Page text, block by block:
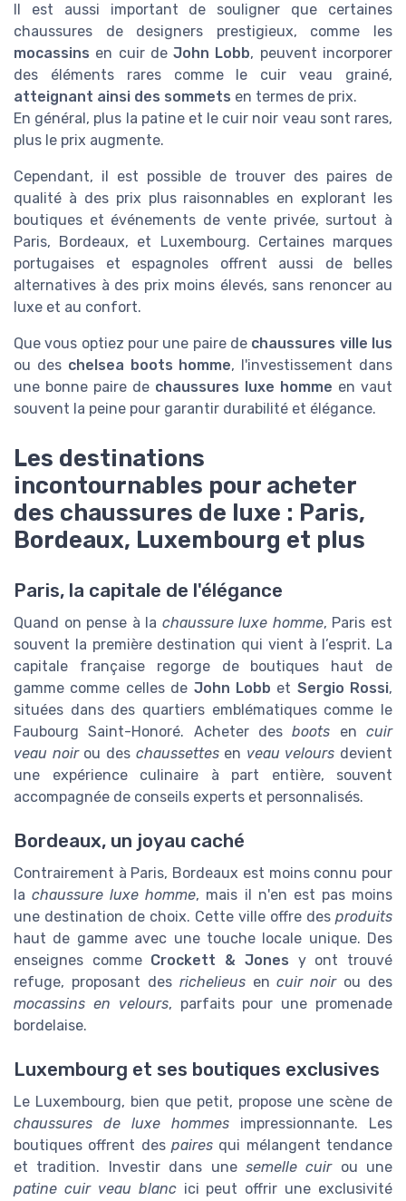
Il est aussi important de souligner que certaines
chaussures de designers prestigieux, comme les
mocassins en cuir deJohn Lobb, peuvent incorporer
des éléments rares comme le cuir veau grainé,
atteignant ainsi des sommets en termes de prix.
En général, plus la patine et le cuir noir veau sont rares,
plus le prix augmente.
Cependant, il est possible de trouver des paires de
qualité à des prix plus raisonnables en explorant les
boutiques et événements de vente privée, surtout à
Paris, Bordeaux, et Luxembourg. Certaines marques
portugaises et espagnoles offrent aussi de belles
alternatives à des prix moins élevés, sans renoncer au
luxe et au confort.
Que vous optiez pour une paire de chaussures ville lus
ou des chelsea boots homme, l'investissement dans
une bonne paire de chaussures luxe homme en vaut
souvent la peine pour garantir durabilité et élégance.
Les destinations
incontournables pour acheter
des chaussures de luxe : Paris,
Bordeaux, Luxembourg et plus
Paris, la capitale de l'élégance
Quand on pense à la chaussure luxe homme, Paris est
souvent la première destination qui vient à l’esprit. La
capitale française regorge de boutiques haut de
gamme comme celles de John Lobb et Sergio Rossi,
situées dans des quartiers emblématiques comme le
Faubourg Saint-Honoré. Acheter desboots encuir
veau noirou des chaussettesen veau velours devient
une expérience culinaire à part entière, souvent
accompagnée de conseils experts et personnalisés.
Bordeaux, un joyau caché
Contrairement à Paris, Bordeaux est moins connu pour
lachaussure luxe homme, mais il n'en est pas moins
une destination de choix. Cette ville offre des produits
haut de gamme avec une touche locale unique. Des
enseignes comme Crockett & Jones y ont trouvé
refuge, proposant des richelieusencuir noirou des
mocassins en velours, parfaits pour une promenade
bordelaise.
Luxembourg et ses boutiques exclusives
Le Luxembourg, bien que petit, propose une scène de
chaussures de luxe hommes impressionnante. Les
boutiques offrent des paires qui mélangent tendance
et tradition. Investir dans une semelle cuirou une
patine cuir veau blancici peut offrir une exclusivité